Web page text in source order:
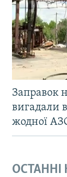
Заправок
вигадали
жодної